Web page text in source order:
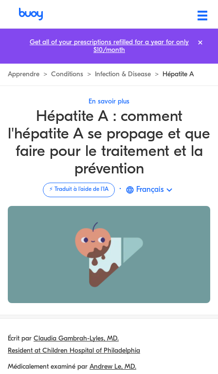
Apprendre > Conditions > Infection & Disease > Hépatite A
En savoir plus
Hépatite A : comment
l'hépatite A se propage et que
faire pour le traitement et la
prévention
⚡️ Traduit à l'aide de l'IA · Français
Écrit par Claudia Gambrah-Lyles, MD.
Resident at Children Hospital of Philadelphia
Médicalement examiné par Andrew Le, MD.
Get all of your prescriptions refilled for a year for only
$10/month